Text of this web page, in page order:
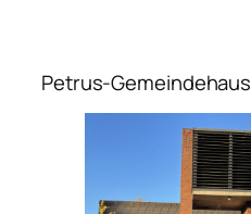
Petrus-Gemeindehaus